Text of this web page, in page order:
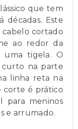
que tem
décadas. Este
cortado
ao redor da
uma tigela. O
na parte
linha reta na
corte é prático
para meninos
e arrumado.